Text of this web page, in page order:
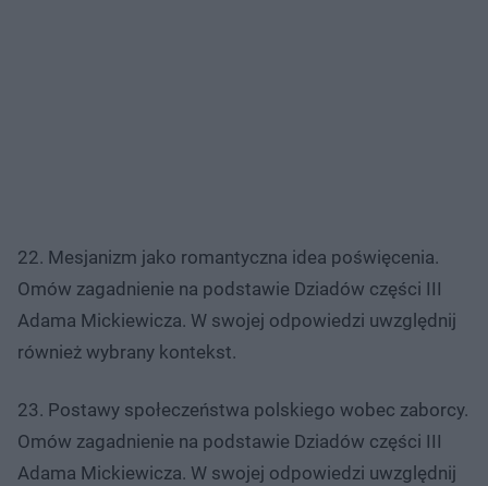
22. Mesjanizm jako romantyczna idea poświęcenia.
Omów zagadnienie na podstawie Dziadów części III
Adama Mickiewicza. W swojej odpowiedzi uwzględnij
również wybrany kontekst.
23. Postawy społeczeństwa polskiego wobec zaborcy.
Omów zagadnienie na podstawie Dziadów części III
Adama Mickiewicza. W swojej odpowiedzi uwzględnij